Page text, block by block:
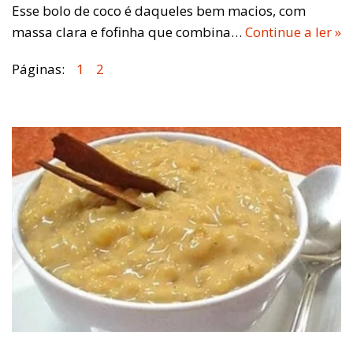
Esse bolo de coco é daqueles bem macios, com
massa clara e fofinha que combina… Continue a ler »
Páginas: 1 2